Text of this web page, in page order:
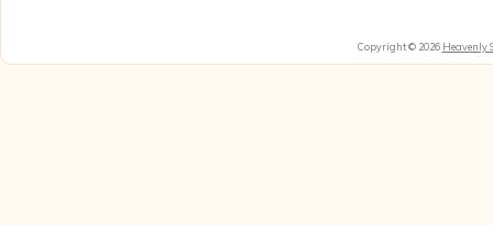
Copyright © 2026 Heavenly